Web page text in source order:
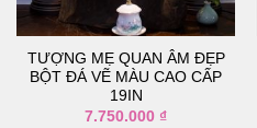
TƯỢNG MẸ QUAN ÂM ĐẸP
BỘT ĐÁ VẼ MÀU CAO CẤP
19IN
7.750.000 ₫